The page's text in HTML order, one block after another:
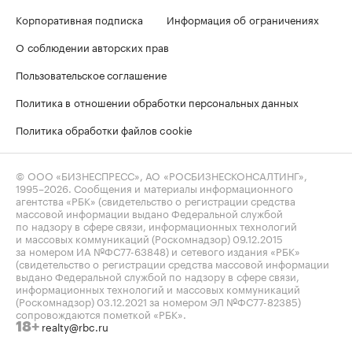
Корпоративная подписка
Информация об ограничениях
О соблюдении авторских прав
Пользовательское соглашение
Политика в отношении обработки персональных данных
Политика обработки файлов cookie
© ООО «БИЗНЕСПРЕСС», АО «РОСБИЗНЕСКОНСАЛТИНГ»,
1995–2026 . Сообщения и материалы информационного
агентства «РБК» (свидетельство о регистрации средства
массовой информации выдано Федеральной службой
по надзору в сфере связи, информационных технологий
и массовых коммуникаций (Роскомнадзор) 09.12.2015
за номером ИА №ФС77-63848) и сетевого издания «РБК»
(свидетельство о регистрации средства массовой информации
выдано Федеральной службой по надзору в сфере связи,
информационных технологий и массовых коммуникаций
(Роскомнадзор) 03.12.2021 за номером ЭЛ №ФС77-82385)
сопровождаются пометкой «РБК».
18+ realty@rbc.ru